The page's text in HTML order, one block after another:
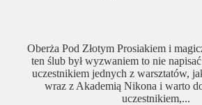
Oberża Pod Złotym Prosiakiem i
ten ślub był wyzwaniem to nie
uczestnikiem jednych z warsztatów,
wraz z Akademią Nikona i warto
uczestnikiem,...